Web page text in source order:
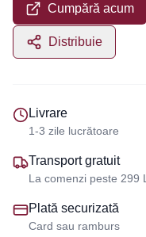
Cumpără acum
Distribuie
Livrare
1-3 zile lucrătoare
Transport gratuit
La comenzi peste 299
Plată securizată
Card sau ramburs